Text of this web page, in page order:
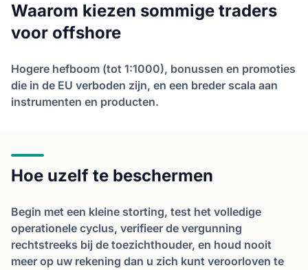
Waarom kiezen sommige traders
voor offshore
Hogere hefboom (tot 1:1000), bonussen en promoties
die in de EU verboden zijn, en een breder scala aan
instrumenten en producten.
Hoe uzelf te beschermen
Begin met een kleine storting, test het volledige
operationele cyclus, verifieer de vergunning
rechtstreeks bij de toezichthouder, en houd nooit
meer op uw rekening dan u zich kunt veroorloven te